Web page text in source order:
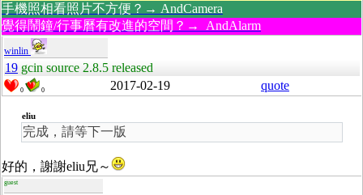
手機照相看照片不方便？→ AndCamera
覺得鬧鐘/行事曆有改進的空間？→ AndAlarm
winlin
19 gcin source 2.8.5 released
0 0 2017-02-19 quote
eliu
完成，請等下一版
好的，謝謝eliu兄～
guest